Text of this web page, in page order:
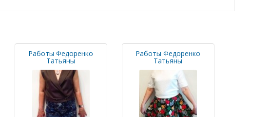
Работы Федоренко
Татьяны
Работы Федоренко
Татьяны